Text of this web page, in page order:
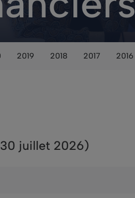
2019 2018 2017 2016
juillet 2026)